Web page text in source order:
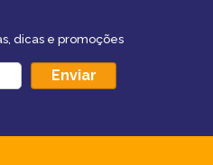
dicas e promoções